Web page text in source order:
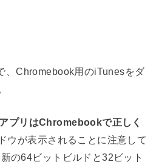
、Chromebook用のiTunesをダ
プリはChromebookで正しく
ウが表示されることに注意して
の64ビットビルドと32ビット